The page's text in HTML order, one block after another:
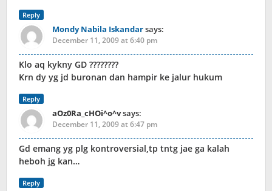
Reply
Mondy Nabila Iskandarsays:
December 11, 2009 at 6:40 pm
Klo aq kykny GD ????????
Krn dy yg jd buronan dan hampir ke jalur hukum
Reply
aOz0Ra_cHOi^o^vsays:
December 11, 2009 at 6:47 pm
Gd emang yg plg kontroversial,tp tntg jae ga kalah
heboh jg kan…
Reply